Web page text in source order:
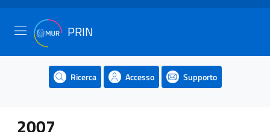
PRIN
Ricerca Accesso Supporto
2007